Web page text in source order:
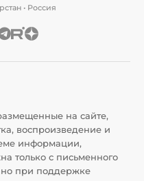
• Россия
на сайте,
воспроизведение и
информации,
только с письменного
при поддержке